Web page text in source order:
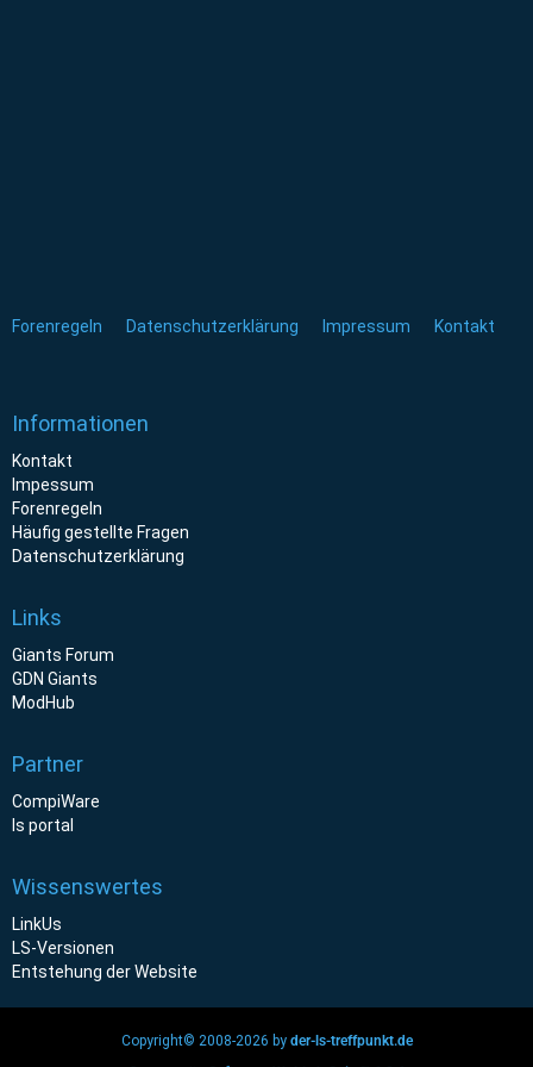
Forenregeln Datenschutzerklärung Impressum Kontakt
Informationen
Kontakt
Impessum
Forenregeln
Häufig gestellte Fragen
Datenschutzerklärung
Links
Giants Forum
GDN Giants
ModHub
Partner
CompiWare
ls portal
Wissenswertes
LinkUs
LS-Versionen
Entstehung der Website
Copyright© 2008-2026 by der-ls-treffpunkt.de